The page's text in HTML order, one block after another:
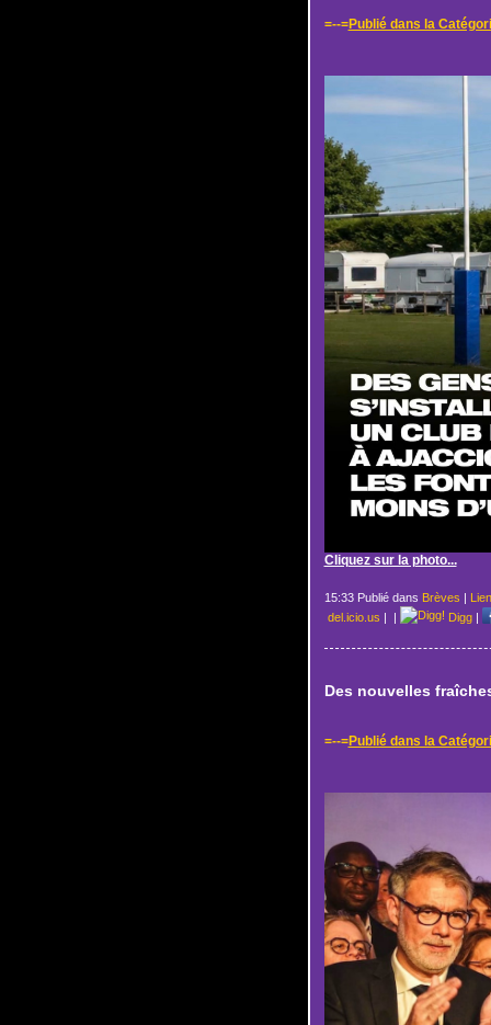
=--=Publié dans la
Cliquez sur la photo...
15:33 Publié dans Brèves
del.icio.us
Digg|
Des nouvelles
=--=Publié dans la